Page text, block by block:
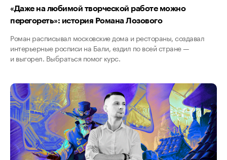
«Даже на любимой творческой работе можно
перегореть»: история Романа Лозового
Роман расписывал московские дома и рестораны, создавал
интерьерные росписи на Бали, ездил по всей стране —
и выгорел. Выбраться помог курс.